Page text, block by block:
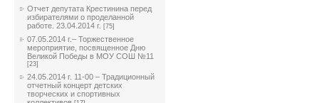
Отчет депутата Крестинина перед
избирателями о проделанной
работе. 23.04.2014 г. [75]
07.05.2014 г.– Торжественное
мероприятие, посвященное Дню
Великой Победы в МОУ СОШ №11
[23]
24.05.2014 г. 11-00 – Традиционный
отчетный концерт детских
творческих и спортивных